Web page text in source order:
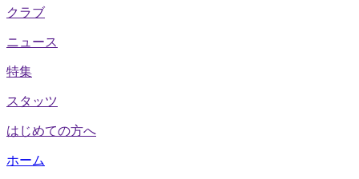
クラブ
ニュース
特集
スタッツ
はじめての方へ
ホーム